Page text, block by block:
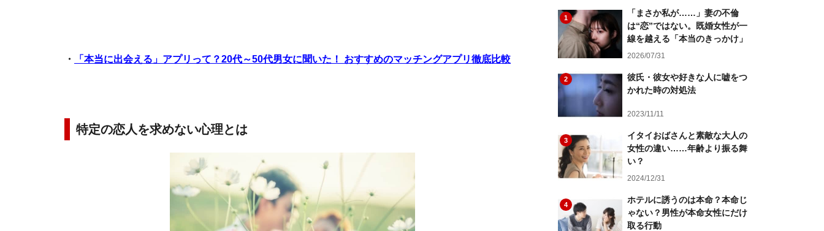
・ 「本当に出会える」アプリって？20代～50代男女に聞いた！ おすすめのマッチングアプリ徹底比較
特定の恋人を求めない心理とは
1
「まさか私が……」妻の不倫
は“恋”ではない。既婚女性が一
線を越える「本当のきっかけ」
2026/07/31
2
彼氏・彼女や好きな人に嘘をつ
かれた時の対処法
2023/11/11
3
イタイおばさんと素敵な大人の
女性の違い……年齢より振る舞
い？
2024/12/31
4
ホテルに誘うのは本命？本命じ
ゃない？男性が本命女性にだけ
取る行動